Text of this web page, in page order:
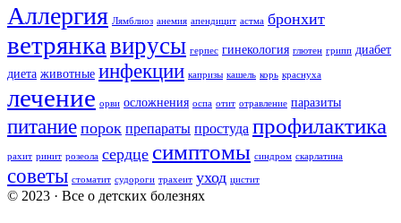
Аллергия Лямблиоз анемия апендицит астма бронхит
ветрянка вирусы герпес гинекология глютен грипп диабет
диета животные инфекции капризы кашель корь краснуха
лечение орви осложнения оспа отит отравление паразиты
питание порок препараты простуда профилактика
рахит ринит розеола сердце симптомы синдром скарлатина
советы стоматит судороги трахеит уход цистит
© 2023 · Все о детских болезнях